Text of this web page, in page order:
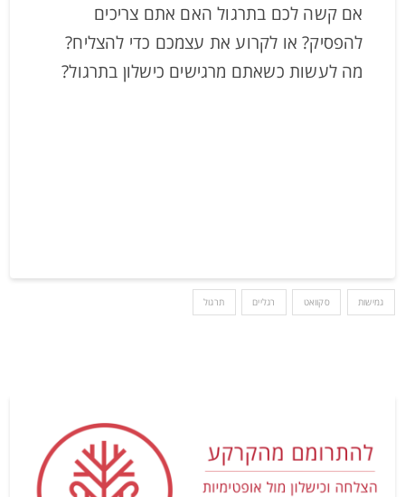
אם קשה לכם בתרגול האם אתם צריכים
להפסיק? או לקרוע את עצמכם כדי להצליח?
מה לעשות כשאתם מרגישים כישלון בתרגול?
גמישות סקוואט רגליים תרגול